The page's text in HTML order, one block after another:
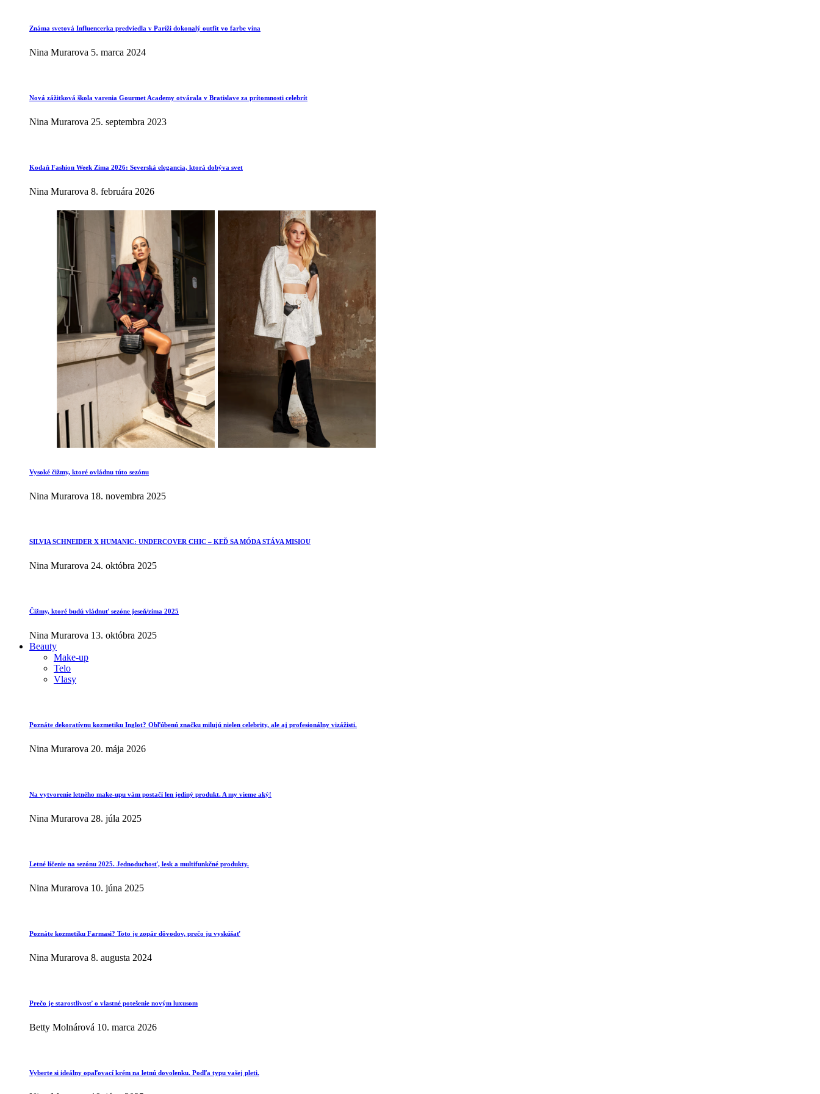
Známa svetová Influencerka predviedla v Paríži dokonalý outfit vo farbe vína
Nina Murarova 5. marca 2024
Nová zážitková škola varenia Gourmet Academy otvárala v Bratislave za prítomnosti celebrít
Nina Murarova 25. septembra 2023
Kodaň Fashion Week Zima 2026: Severská elegancia, ktorá dobýva svet
Nina Murarova 8. februára 2026
Vysoké čižmy, ktoré ovládnu túto sezónu
Nina Murarova 18. novembra 2025
SILVIA SCHNEIDER X HUMANIC: UNDERCOVER CHIC – KEĎ SA MÓDA STÁVA MISIOU
Nina Murarova 24. októbra 2025
Čižmy, ktoré budú vládnuť sezóne jeseň/zima 2025
Nina Murarova 13. októbra 2025
Beauty
Make-up
Telo
Vlasy
Poznáte dekoratívnu kozmetiku Inglot? Obľúbenú značku milujú nielen celebrity, ale aj profesionálny vizážisti.
Nina Murarova 20. mája 2026
Na vytvorenie letného make-upu vám postačí len jediný produkt. A my vieme aký!
Nina Murarova 28. júla 2025
Letné líčenie na sezónu 2025. Jednoduchosť, lesk a multifunkčné produkty.
Nina Murarova 10. júna 2025
Poznáte kozmetiku Farmasi? Toto je zopár dôvodov, prečo ju vyskúšať
Nina Murarova 8. augusta 2024
Prečo je starostlivosť o vlastné potešenie novým luxusom
Betty Molnárová 10. marca 2026
Vyberte si ideálny opaľovací krém na letnú dovolenku. Podľa typu vašej pleti.